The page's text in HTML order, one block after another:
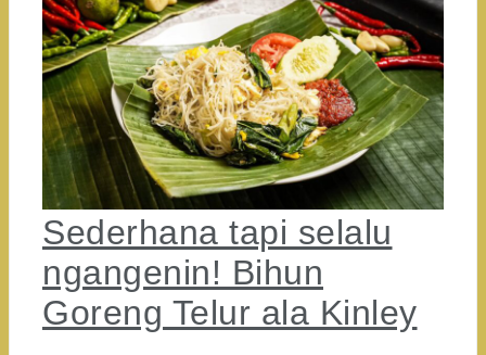
Sederhana tapi selalu
ngangenin! Bihun
Goreng Telur ala Kinley